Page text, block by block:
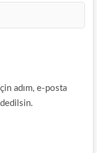
adım, e-posta